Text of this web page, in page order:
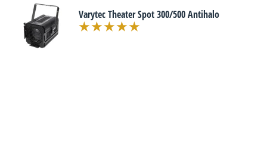
Varytec Theater Spot 300/500 Antihalo